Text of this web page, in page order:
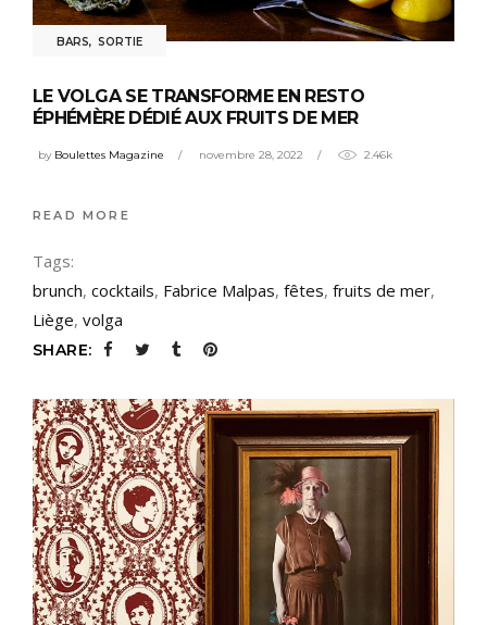
BARS, SORTIE
LE VOLGA SE TRANSFORME EN RESTO
ÉPHÉMÈRE DÉDIÉ AUX FRUITS DE MER
by Boulettes Magazine novembre 28, 2022 2.46k
READ MORE
Tags:
brunch, cocktails, Fabrice Malpas, fêtes, fruits de mer,
Liège, volga
SHARE: